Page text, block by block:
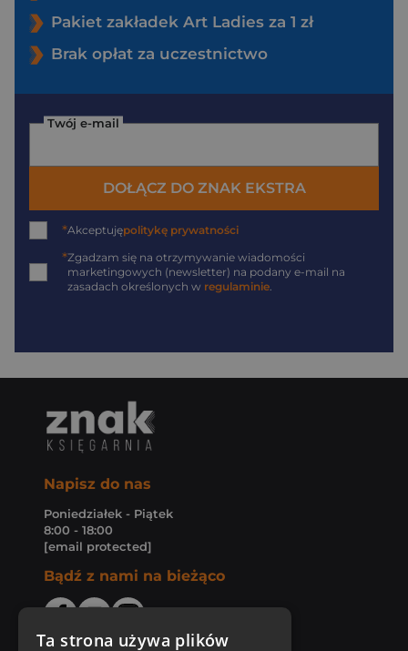
Pakiet zakładek Art Ladies za 1 zł
Brak opłat za uczestnictwo
Twój e-mail
DOŁĄCZ DO ZNAK EKSTRA
*Akceptujępolitykę prywatności
*Zgadzam się na otrzymywanie wiadomości
marketingowych (newsletter) na podany e-mail na
zasadach określonych w regulaminie.
Napisz do nas
Poniedziałek - Piątek
8:00 - 18:00
[email protected]
Bądź z nami na bieżąco
Ta strona używa plików